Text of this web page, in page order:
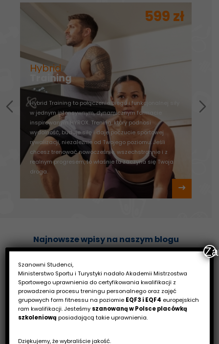
599 zł
Hybrid
Training
Hybrid Training to połączenie biegu i funkcjonalnej siły
w jednym intensywnym, dynamicznym formacie
inspirowanym HYROX. Trening, który podnosi
wydolność, buduje siłę i daje poczucie sportowej
rywalizacji, niezależnie od Twojego poziomu. Jeśli
chcesz trenować nowocześnie, wszechstronnie i z
realnym progresem, to właśnie tu zaczyna się Twoja
droga.
Najnowsze wpisy na naszym blogu
Szanowni Studenci,
Ministerstwo Sportu i Turystyki nadało Akademii Mistrzostwa
Sportowego uprawnienia do certyfikowania kwalifikacji z
prowadzenia procesu treningu personalnego oraz zajęć
grupowych form fitnessu na poziomie EQF3 i EQF4 europejskich
ram kwalifikacji. Jesteśmy szanowaną w Polsce placówką
szkoleniową posiadającą takie uprawnienia.
Dziękujemy, że wybraliście jakość.